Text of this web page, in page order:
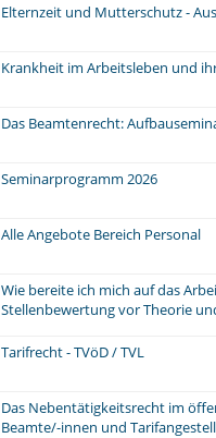
Elternzeit und Mutterschutz -
Krankheit im Arbeitsleben und
Das Beamtenrecht:
Seminarprogramm 2026
Alle Angebote Bereich Personal
Wie bereite ich mich auf das
Stellenbewertung vor Theorie
Tarifrecht - TVöD / TVL
Das Nebentätigkeitsrecht im
Beamte/-innen und